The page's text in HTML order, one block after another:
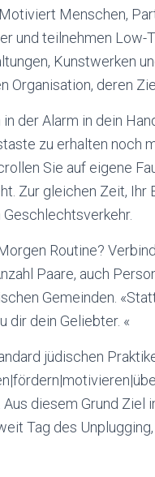
Menschen,
und teilnehmen Low-
Kunstwerken
Organisation, deren
der Alarm in dein
zu erhalten noch
Sie auf eigene
Zur gleichen Zeit,
Routine?
Paare, auch
Gemeinden.
dir dein Geliebter. «
jüdischen
diesem Grund Ziel
Tag des